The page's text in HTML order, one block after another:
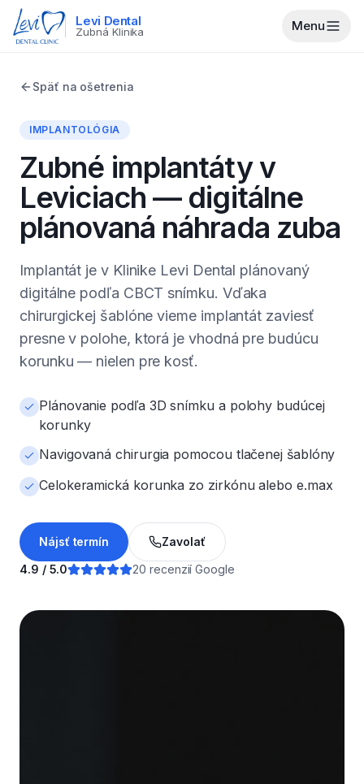
Levi Dental
Zubná Klinika Menu
Späť na ošetrenia
IMPLANTOLÓGIA
Zubné implantáty v
Leviciach — digitálne
plánovaná náhrada zuba
Implantát je v Klinike Levi Dental plánovaný
digitálne podľa CBCT snímku. Vďaka
chirurgickej šablóne vieme implantát zaviesť
presne v polohe, ktorá je vhodná pre budúcu
korunku — nielen pre kosť.
Plánovanie podľa 3D snímku a polohy budúcej
korunky
Navigovaná chirurgia pomocou tlačenej šablóny
Celokeramická korunka zo zirkónu alebo e.max
Nájsť termín
Zavolať
4.9 / 5.0
20 recenzií Google